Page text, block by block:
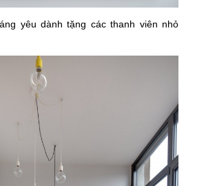
yêu dành tặng các thanh viên nhỏ